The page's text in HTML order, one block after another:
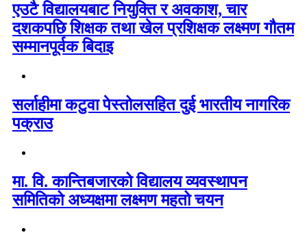
एउटै विद्यालयबाट नियुक्ति र अवकाश, चार
दशकपछि शिक्षक तथा खेल प्रशिक्षक लक्ष्मण गौतम
सम्मानपूर्वक बिदाइ
सर्लाहीमा कटुवा पेस्तोलसहित दुई भारतीय नागरिक
पक्राउ
मा. वि. कान्तिबजारको विद्यालय व्यवस्थापन
समितिको अध्यक्षमा लक्ष्मण महतो चयन